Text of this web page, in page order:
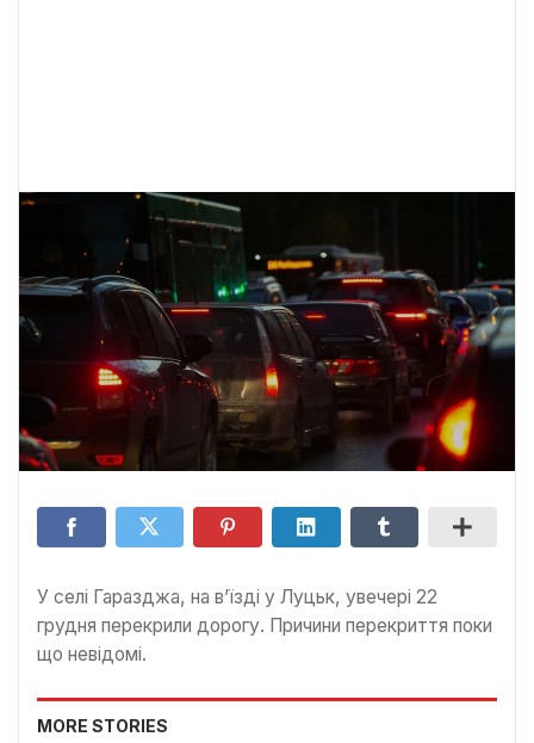
У селі Гаразджа, на в’їзді у Луцьк, увечері 22
грудня перекрили дорогу. Причини перекриття поки
що невідомі.
MORE STORIES